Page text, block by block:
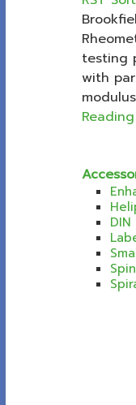
testing
with
Reading